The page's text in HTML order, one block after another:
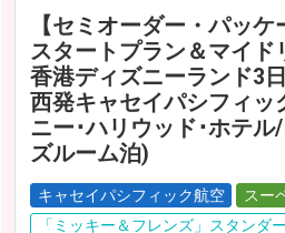
【セミオーダー・パッケ
スタートプラン＆マイド
香港ディズニーランド3
西発キャセイパシフィッ
ニー･ハリウッド･ホテ
ズルーム泊)
キャセイパシフィック航空
スー
「ミッキー＆フレンズ」スタンダ